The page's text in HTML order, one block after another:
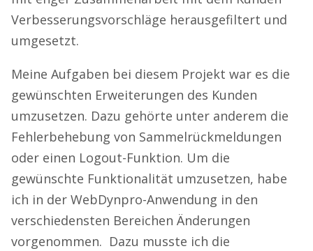
Verbesserungsvorschläge herausgefiltert und
umgesetzt.
Meine Aufgaben bei diesem Projekt war es die
gewünschten Erweiterungen des Kunden
umzusetzen. Dazu gehörte unter anderem die
Fehlerbehebung von Sammelrückmeldungen
oder einen Logout-Funktion. Um die
gewünschte Funktionalität umzusetzen, habe
ich in der WebDynpro-Anwendung in den
verschiedensten Bereichen Änderungen
vorgenommen. Dazu musste ich die